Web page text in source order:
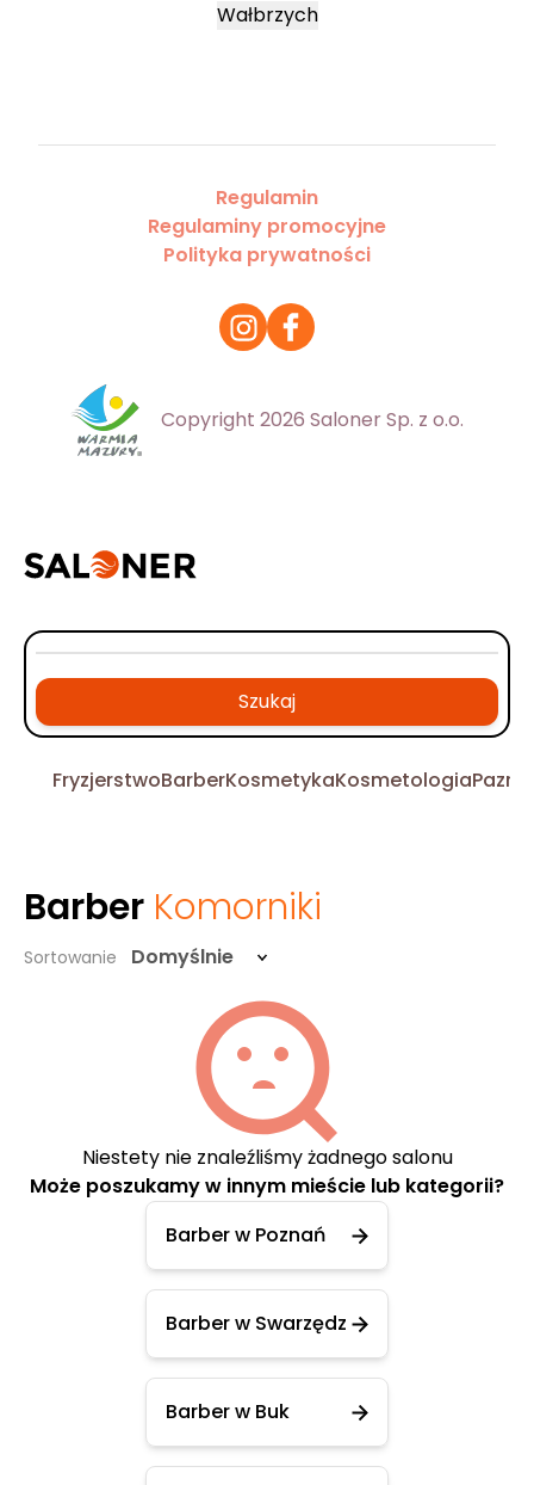
Wałbrzych
Regulamin
Regulaminy promocyjne
Polityka prywatności
Copyright 2026 Saloner Sp. z o.o.
Szukaj
FryzjerstwoBarberKosmetykaKosmetologia
Barber Komorniki
Sortowanie Domyślnie
Niestety nie znaleźliśmy żadnego salonu
Może poszukamy w innym mieście lub kategorii?
Barber w Poznań
Barber w Swarzędz
Barber w Buk